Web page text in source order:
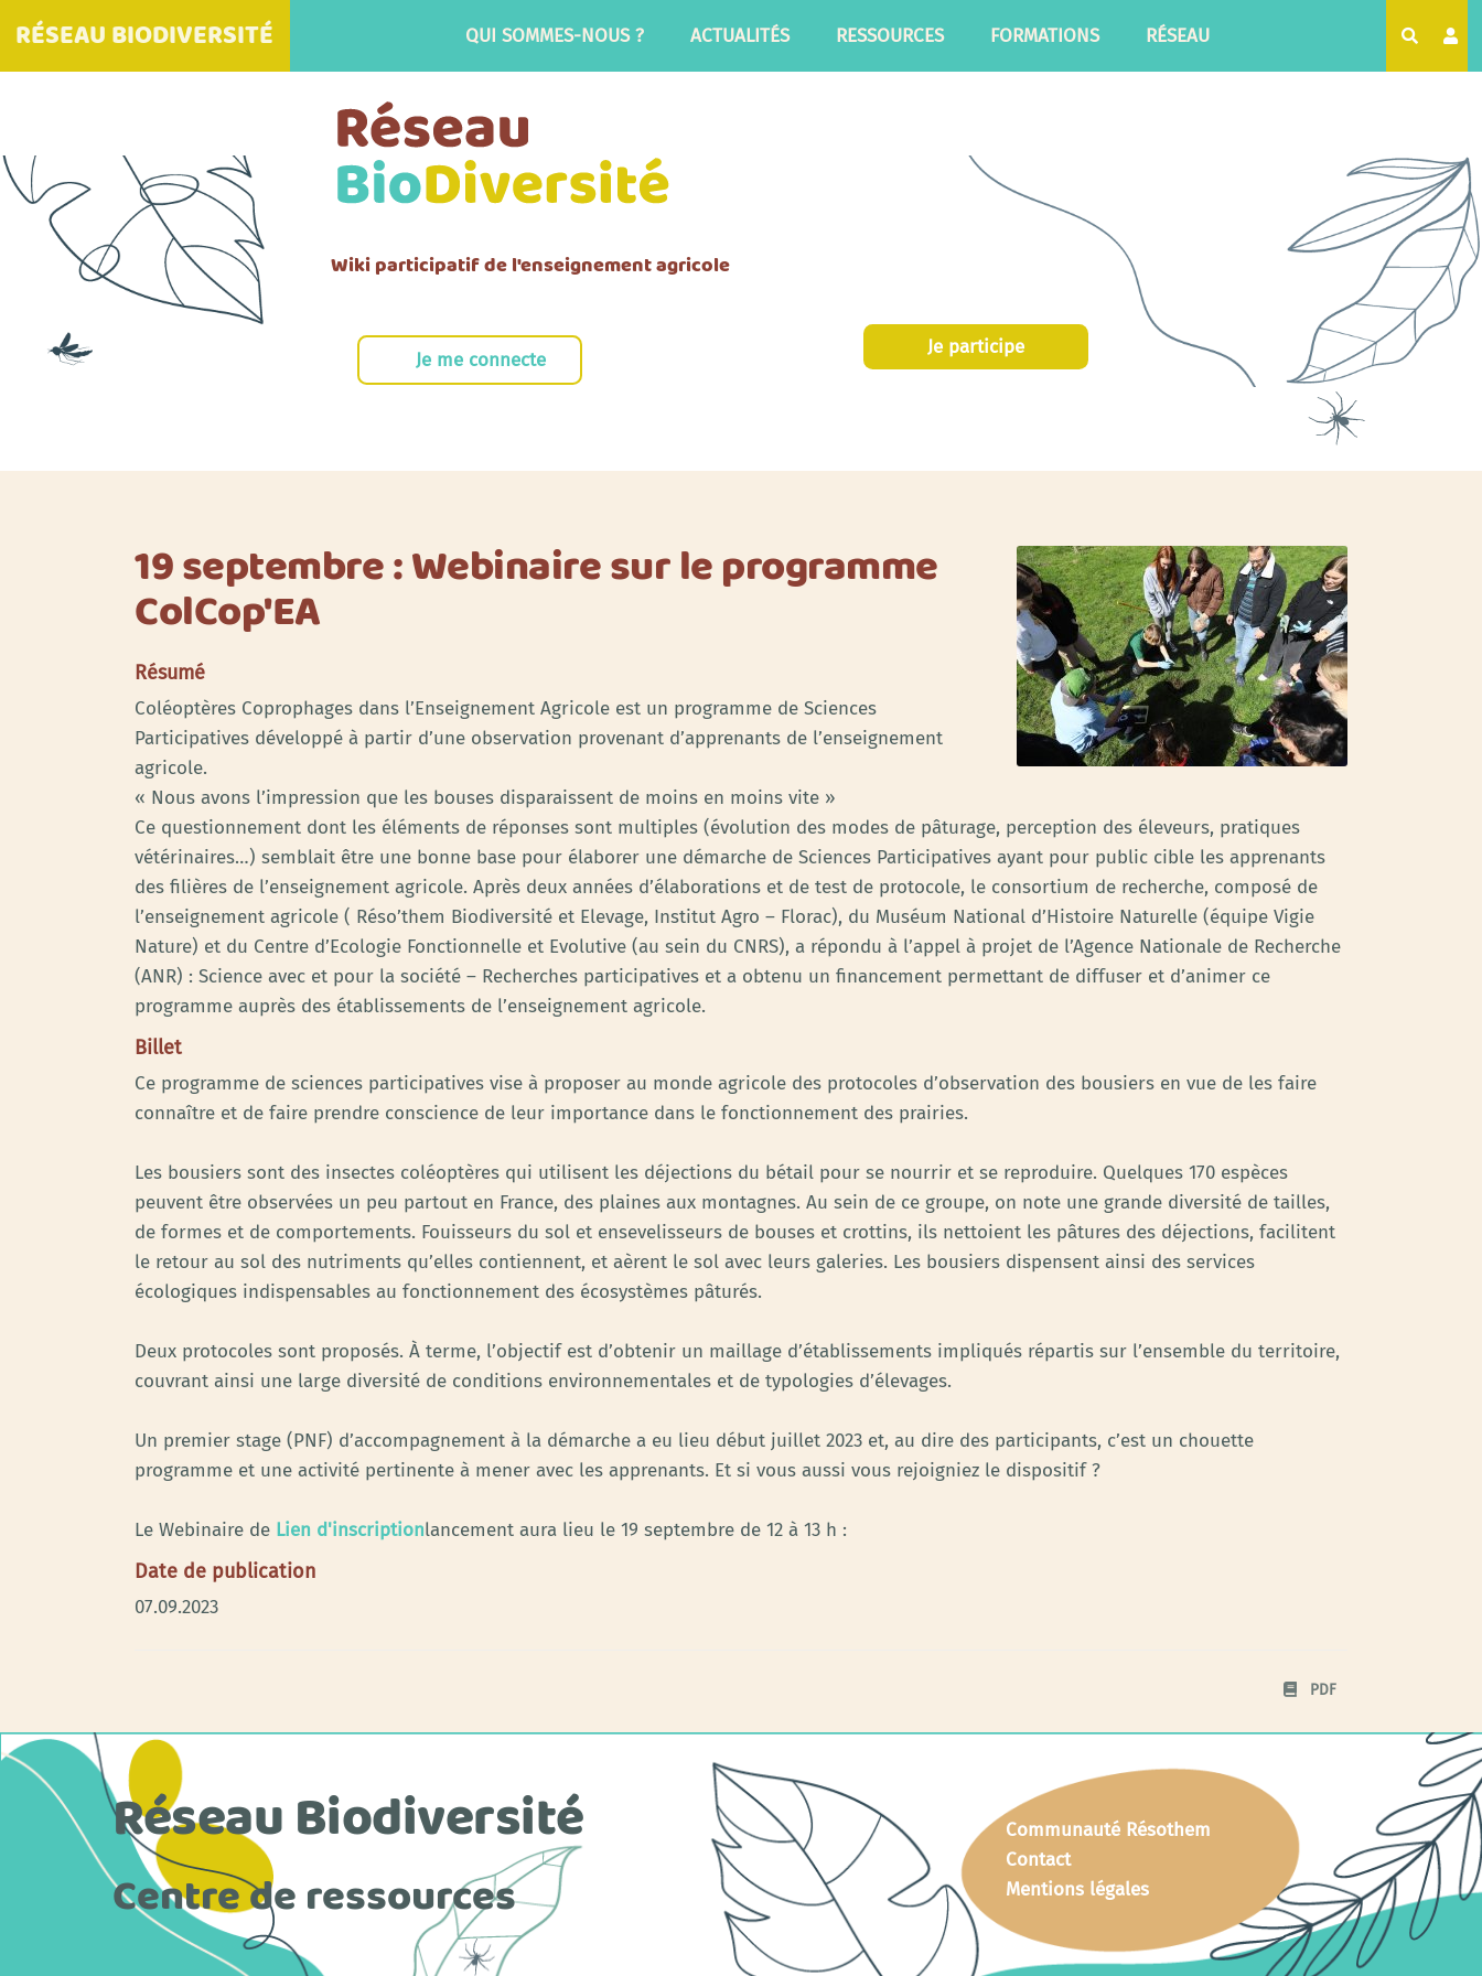
RÉSEAU BIODIVERSITÉ QUI SOMMES-NOUS ? ACTUALITÉS RESSOURCES FORMATIONS RÉSEAU
Wiki participatif de l'enseignement agricole
Je participe
Je me connecte
19 septembre : Webinaire sur le programme
ColCop'EA
Résumé
Coléoptères Coprophages dans l’Enseignement Agricole est un programme de Sciences
Participatives développé à partir d’une observation provenant d’apprenants de l’enseignement
agricole.
« Nous avons l’impression que les bouses disparaissent de moins en moins vite »
Ce questionnement dont les éléments de réponses sont multiples (évolution des modes de pâturage, perception des éleveurs, pratiques
vétérinaires…) semblait être une bonne base pour élaborer une démarche de Sciences Participatives ayant pour public cible les apprenants
des filières de l’enseignement agricole. Après deux années d’élaborations et de test de protocole, le consortium de recherche, composé de
l’enseignement agricole ( Réso’them Biodiversité et Elevage, Institut Agro – Florac), du Muséum National d’Histoire Naturelle (équipe Vigie
Nature) et du Centre d’Ecologie Fonctionnelle et Evolutive (au sein du CNRS), a répondu à l’appel à projet de l’Agence Nationale de Recherche
(ANR) : Science avec et pour la société – Recherches participatives et a obtenu un financement permettant de diffuser et d’animer ce
programme auprès des établissements de l’enseignement agricole.
Billet
Ce programme de sciences participatives vise à proposer au monde agricole des protocoles d’observation des bousiers en vue de les faire
connaître et de faire prendre conscience de leur importance dans le fonctionnement des prairies.
Les bousiers sont des insectes coléoptères qui utilisent les déjections du bétail pour se nourrir et se reproduire. Quelques 170 espèces
peuvent être observées un peu partout en France, des plaines aux montagnes. Au sein de ce groupe, on note une grande diversité de tailles,
de formes et de comportements. Fouisseurs du sol et ensevelisseurs de bouses et crottins, ils nettoient les pâtures des déjections, facilitent
le retour au sol des nutriments qu’elles contiennent, et aèrent le sol avec leurs galeries. Les bousiers dispensent ainsi des services
écologiques indispensables au fonctionnement des écosystèmes pâturés.
Deux protocoles sont proposés. À terme, l’objectif est d’obtenir un maillage d’établissements impliqués répartis sur l’ensemble du territoire,
couvrant ainsi une large diversité de conditions environnementales et de typologies d’élevages.
Un premier stage (PNF) d’accompagnement à la démarche a eu lieu début juillet 2023 et, au dire des participants, c’est un chouette
programme et une activité pertinente à mener avec les apprenants. Et si vous aussi vous rejoigniez le dispositif ?
Le Webinaire de Lien d'inscriptionlancement aura lieu le 19 septembre de 12 à 13 h :
Date de publication
07.09.2023
PDF
Réseau Biodiversité
Centre de ressources
Communauté Résothem
Contact
Mentions légales